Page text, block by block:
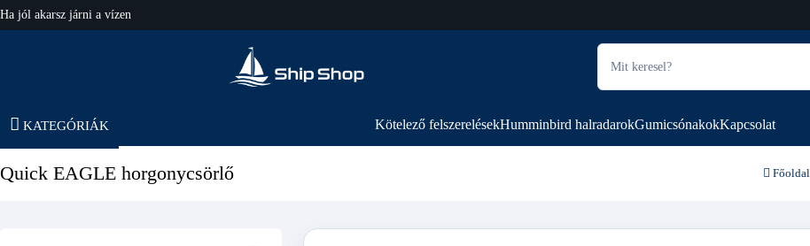
Ha jól akarsz járni a vízen
hajo-felszereles.hu
KATEGÓRIÁK Kötelező felszerelésekHumminbird halradarokGumicsónakokKapcsolat
Quick EAGLE horgonycsörlő Főoldal